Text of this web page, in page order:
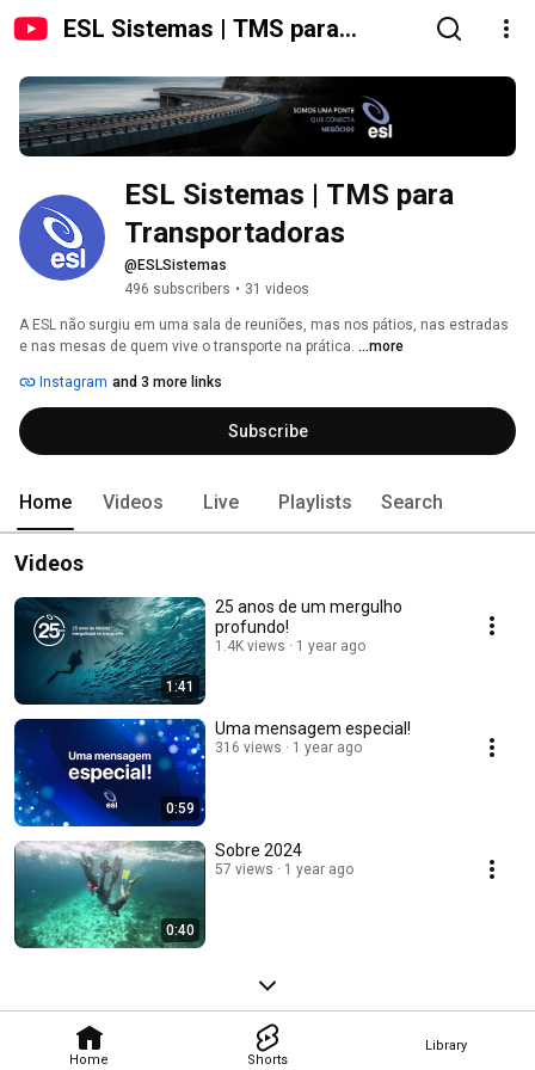
ESL Sistemas | TMS para
Home Shorts
Library
ESL Sistemas | TMS para
Transportadoras
@ESLSistemas
496 subscribers • 31 videos
A ESL não surgiu em uma sala de reuniões, mas nos pátios, nas estradas
e nas mesas de quem vive o transporte na prática. ...more
Instagram and 3 more links
Subscribe
Home Videos Live Playlists Search
Videos
1:41
25 anos de um mergulho
profundo!
1.4K views 1 year ago
0:59
Uma mensagem especial!
316 views 1 year ago
0:40
Sobre 2024
57 views 1 year ago